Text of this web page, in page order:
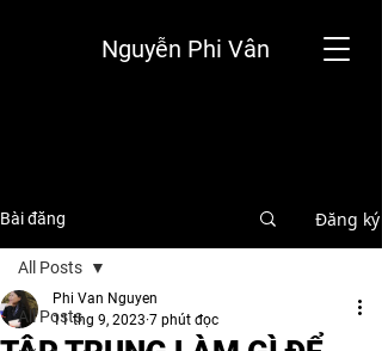
Nguyễn Phi Vân
Bài đăng Đăng ký
All Posts
All Posts
Phi Van Nguyen
11 thg 9, 2023 7 phút đọc